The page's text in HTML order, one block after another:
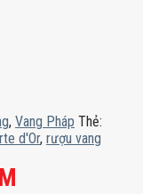
, Vang Pháp Thẻ:
d'Or, rượu vang